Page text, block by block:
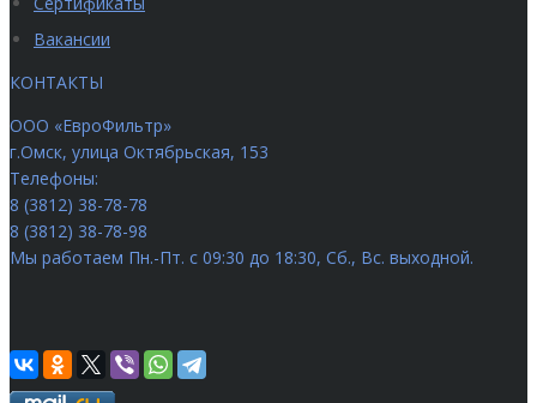
Вакансии
КОНТАКТЫ
ООО «ЕвроФильтр»
г.Омск, улица Октябрьская, 153
Телефоны:
8 (3812) 38-78-78
8 (3812) 38-78-98
Мы работаем Пн.-Пт. с 09:30 до 18:30, Сб., Вс. выходной.